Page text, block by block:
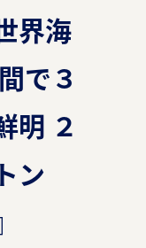
きる
界海
で３
明 ２
ン